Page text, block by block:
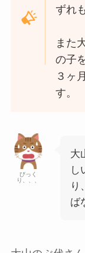
ずれ
また
の子
３ヶ
す。
びっく
り、、、
大
し
り
ば